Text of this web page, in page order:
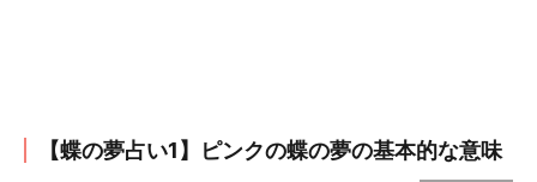
【蝶の夢占い1】ピンクの蝶の夢の基本的な意味